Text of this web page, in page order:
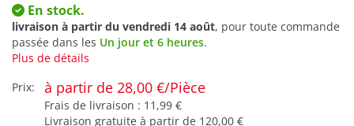
En stock.
livraison à partir du vendredi 14 août, pour toute commande
passée dans les Un jour et 6 heures.
Plus de détails
Prix:
à partir de 28,00 €/Pièce
Frais de livraison : 11,99 €
Livraison gratuite à partir de 120,00 €